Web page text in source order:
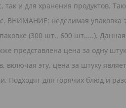
и для хранения продуктов.
ВНИМАНИЕ: неделимая упаковка
(300 шт., 600 шт.....).
представлена цена за одну
включая эту, цена за штуку
Подходят для горячих блюд и